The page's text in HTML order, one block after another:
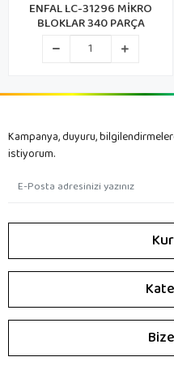
ENFAL LC-31294 MİKRO
BLOKLAR 244 PARÇA
Kampanya, duyuru,
istiyorum.